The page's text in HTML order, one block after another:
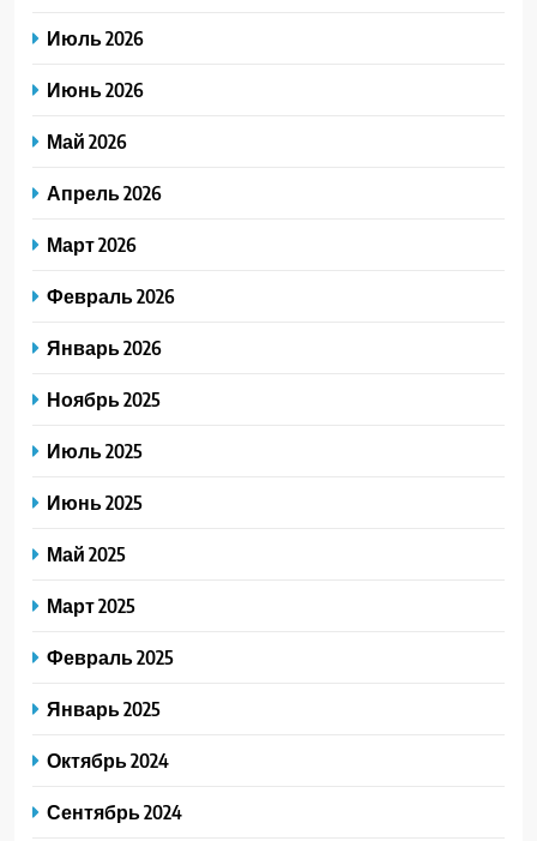
Июль 2026
Июнь 2026
Май 2026
Апрель 2026
Март 2026
Февраль 2026
Январь 2026
Ноябрь 2025
Июль 2025
Июнь 2025
Май 2025
Март 2025
Февраль 2025
Январь 2025
Октябрь 2024
Сентябрь 2024